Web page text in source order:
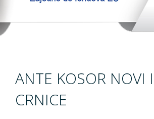
ANTE KOSOR NOVI
CRNICE